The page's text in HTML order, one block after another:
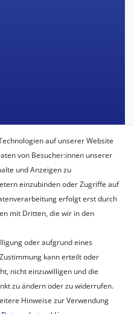
auf unserer Website
von Besucher:innen unserer
und Anzeigen zu
einzubinden oder Zugriffe auf
erfolgt erst durch
mit Dritten, die wir in den
oder aufgrund eines
kann erteilt oder
nicht einzuwilligen und die
zu ändern oder zu widerrufen.
Hinweise zur Verwendung